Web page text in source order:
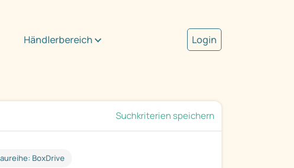
Händlerbereich Login
Suchkriterien speichern
BoxDrive